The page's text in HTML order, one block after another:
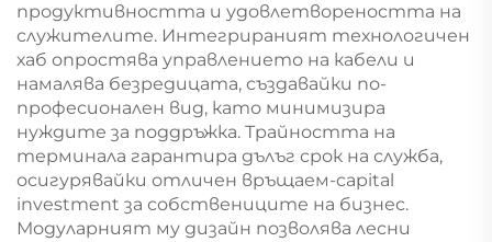
продуктивността и удовлетвореността на
служителите. Интегрираният технологичен
хаб опростява управлението на кабели и
намалява безредицата, създавайки по-
професионален вид, като минимизира
нуждите за поддръжка. Трайността на
терминала гарантира дълъг срок на служба,
осигурявайки отличен връщаем-capital
investment за собствениците на бизнес.
Модуларният му дизайн позволява лесни